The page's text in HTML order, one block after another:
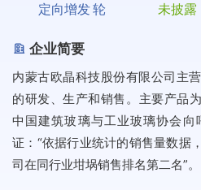
定向增发轮 未披露
企业简要
内蒙古欧晶科技股份有限公司主
的研发、生产和销售。主要产品
中国建筑玻璃与工业玻璃协会向
证：“依据行业统计的销售量数据
司在同行业坩埚销售排名第二名”。